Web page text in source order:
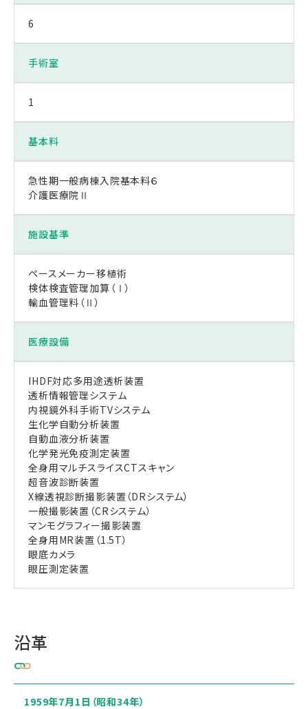
6
手術室
1
基本料
急性期一般病棟入院基本料６
介護医療院Ⅱ
施設基準
ペースメーカー移植術
検体検査管理加算（Ⅰ）
輸血管理料（Ⅱ）
医療設備
IHDF対応多用途透析装置
透析情報管理システム
内視鏡外科手術TVシステム
生化学自動分析装置
自動血液分析装置
化学発光免疫測定装置
全身用マルチスライスCTスキャン
超音波診断装置
X線透視診断撮影装置（DRシステム）
一般撮影装置（CRシステム）
マンモグラフィー撮影装置
全身用MR装置（1.5T）
眼底カメラ
眼圧測定装置
沿革
1959年7月1日 （昭和34年）